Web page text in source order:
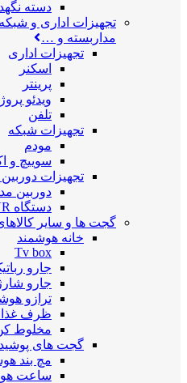
دسته
تجهیزات اداری و شبکه
مداربسته و …
تجهیزات اداری
اسکنر
پرینتر
ویدئو
تلفن
تجهیزات شبکه
مودم
سوییچ و
تجهیزات
دوربین
دستگاه DVR
گجت ها و سایر
خانه هوشمند
Tv box
جارو
جارو
ترازو
ظرف
مخلوط
گجت های
مچ بند
ساعت